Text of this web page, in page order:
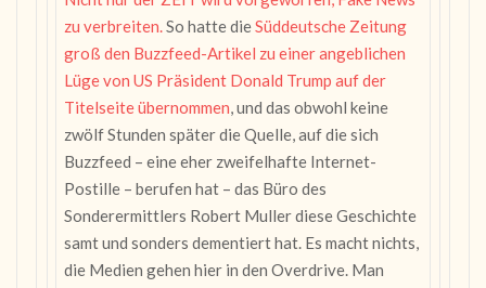
zu verbreiten.So hatte dieSüddeutsche Zeitung
groß den Buzzfeed-Artikel zu einer angeblichen
Lüge von US Präsident Donald Trump auf der
Titelseite übernommen, und das obwohl keine
zwölf Stunden später die Quelle, auf die sich
Buzzfeed – eine eher zweifelhafte Internet-
Postille – berufen hat – das Büro des
Sonderermittlers Robert Muller diese Geschichte
samt und sonders dementiert hat. Es macht nichts,
die Medien gehen hier in den Overdrive. Man